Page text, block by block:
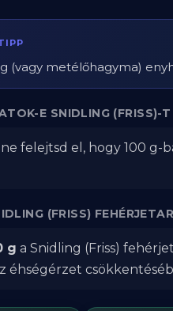
(vagy metélőhagyma)
E SNIDLING (FRISS)-
felejtsd el, hogy 100 g-
(FRISS)
g a Snidling (Friss)
éhségérzet